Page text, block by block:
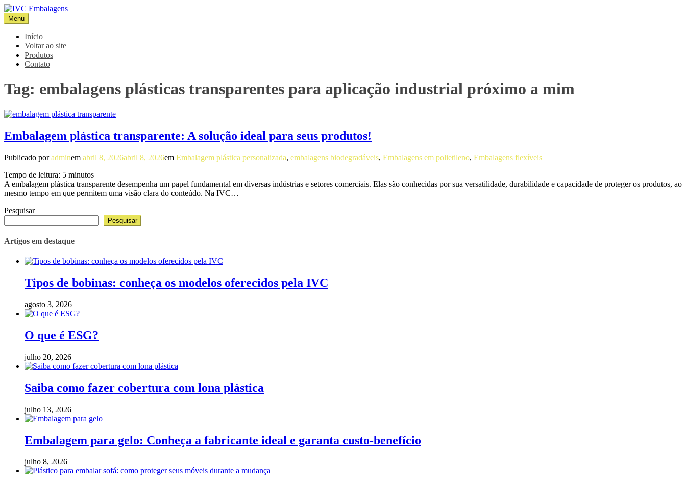
Pular
para
o
conteúdo
IVC Embalagens
Blog IVC
Menu
Início
Voltar ao site
Produtos
Contato
Tag: embalagens plásticas transparentes para aplicação industrial próximo a mim
Embalagem plástica transparente: A solução ideal para seus produtos!
Publicado poradminem abril 8, 2026abril 8, 2026em Embalagem plástica personalizada, embalagens biodegradáveis, Embalagens em polietileno, Embalagens flexíveis
Tempo de leitura: 5 minutos
A embalagem plástica transparente desempenha um papel fundamental em diversas indústrias e setores comerciais. Elas são conhecidas por sua versatilidade, durabilidade e capacidade de proteger os produtos, ao
mesmo tempo em que permitem uma visão clara do conteúdo. Na IVC…
Pesquisar
Pesquisar
Artigos em destaque
Tipos de bobinas: conheça os modelos oferecidos pela IVC
agosto 3, 2026
O que é ESG?
julho 20, 2026
Saiba como fazer cobertura com lona plástica
julho 13, 2026
Embalagem para gelo: Conheça a fabricante ideal e garanta custo-benefício
julho 8, 2026